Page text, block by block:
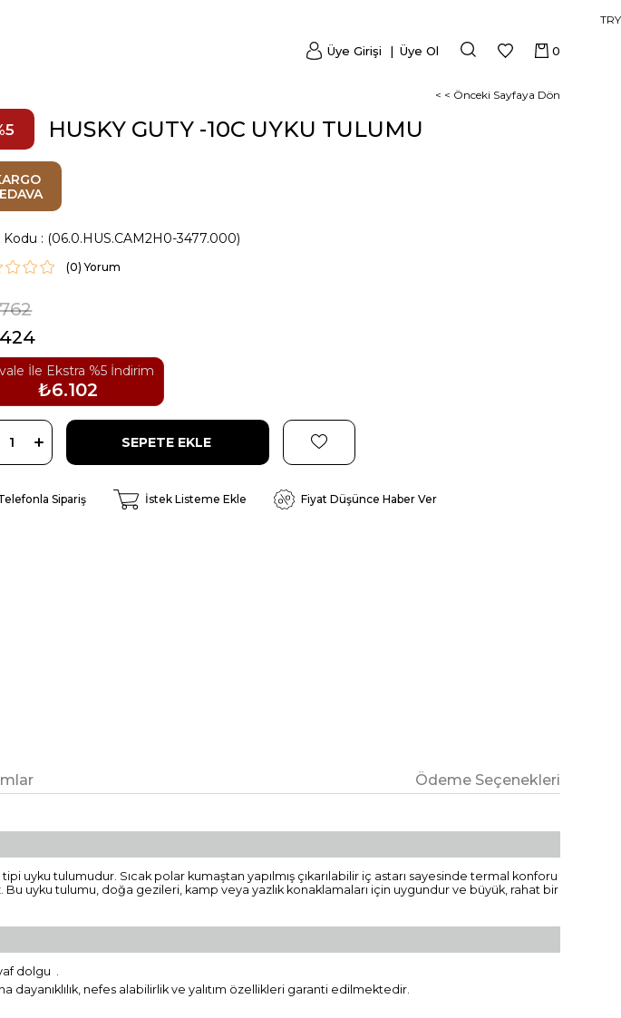
TRY
0
Üye Girişi Üye Ol
< < Önceki Sayfaya Dön
5 HUSKY GUTY -10C UYKU TULUMU
Kodu (06.0.HUS.CAM2H0-3477.000)
(0)
İle Ekstra %5 İndirim
₺6.102
Sipariş İstek Listeme Ekle Fiyat Düşünce Haber Ver
Ödeme Seçenekleri
tulumudur. Sıcak polar kumaştan yapılmış çıkarılabilir iç astarı sayesinde termal konforu
Bu uyku tulumu, doğa gezileri, kamp veya yazlık konaklamaları için uygundur ve büyük, rahat bir
dolgu .
dayanıklılık, nefes alabilirlik ve yalıtım özellikleri garanti edilmektedir.